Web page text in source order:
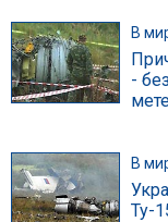
В
-
В
Ту-